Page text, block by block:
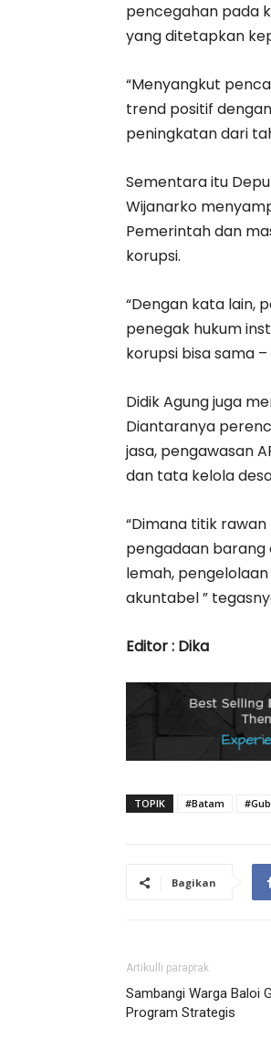
pencegahan pada
yang ditetapkan
“Menyangkut
trend positif
peningkatan dari
Sementara itu
Wijanarko
Pemerintah dan
korupsi.
“Dengan kata lain,
penegak hukum
korupsi bisa sama
Didik Agung juga
Diantaranya
jasa, pengawasan
dan tata kelola
“Dimana titik
pengadaan barang
lemah,
akuntabel ”
Editor : Dika
TOPIK #Batam
Bagikan
Artikulli paraprak
Sambangi Warga Baloi
Program Strategis